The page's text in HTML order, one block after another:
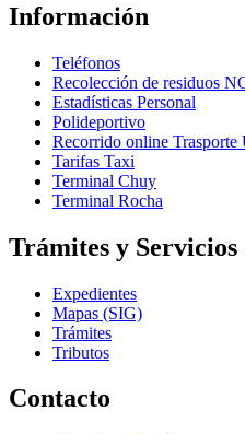
Información
Teléfonos
Recolección de residuos
Estadísticas Personal
Polideportivo
Recorrido online Trasporte
Tarifas Taxi
Terminal Chuy
Terminal Rocha
Trámites y Servicios
Expedientes
Mapas (SIG)
Trámites
Tributos
Contacto